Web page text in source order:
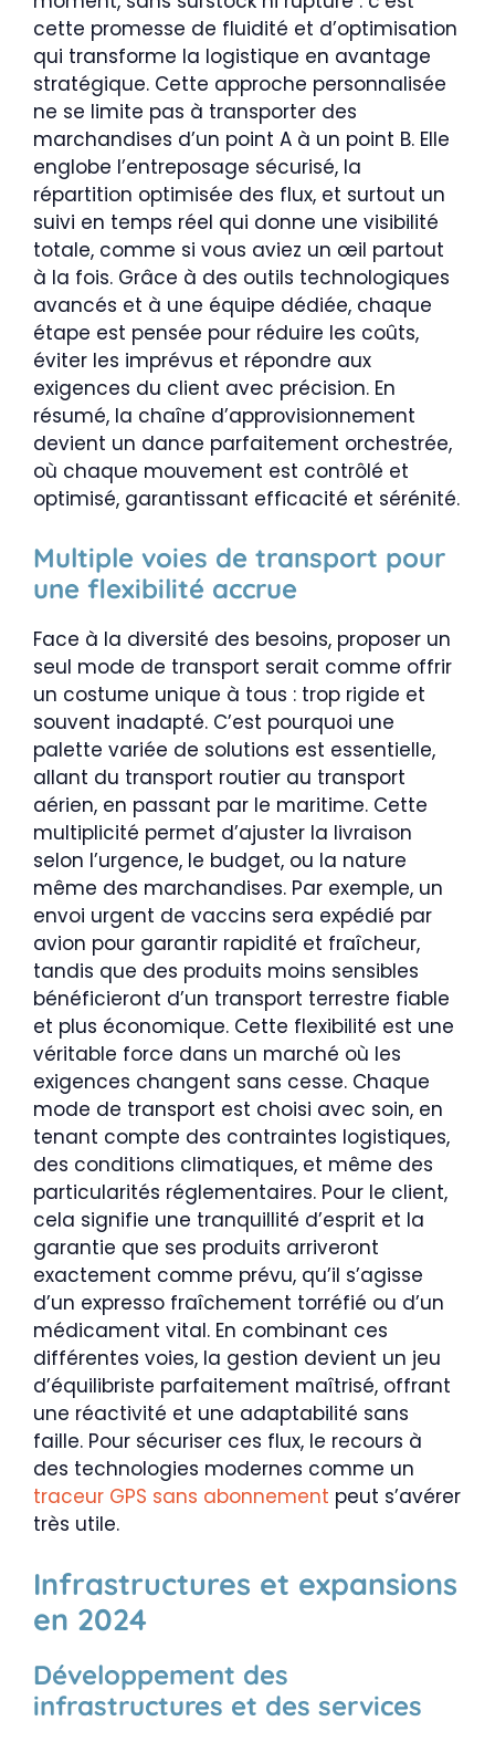
cette promesse de fluidité et d’optimisation
qui transforme la logistique en avantage
stratégique. Cette approche personnalisée
ne se limite pas à transporter des
marchandises d’un point A à un point B. Elle
englobe l’entreposage sécurisé, la
répartition optimisée des flux, et surtout un
suivi en temps réel qui donne une visibilité
totale, comme si vous aviez un œil partout
à la fois. Grâce à des outils technologiques
avancés et à une équipe dédiée, chaque
étape est pensée pour réduire les coûts,
éviter les imprévus et répondre aux
exigences du client avec précision. En
résumé, la chaîne d’approvisionnement
devient un dance parfaitement orchestrée,
où chaque mouvement est contrôlé et
optimisé, garantissant efficacité et sérénité.
Multiple voies de transport pour
une flexibilité accrue
Face à la diversité des besoins, proposer un
seul mode de transport serait comme offrir
un costume unique à tous : trop rigide et
souvent inadapté. C’est pourquoi une
palette variée de solutions est essentielle,
allant du transport routier au transport
aérien, en passant par le maritime. Cette
multiplicité permet d’ajuster la livraison
selon l’urgence, le budget, ou la nature
même des marchandises. Par exemple, un
envoi urgent de vaccins sera expédié par
avion pour garantir rapidité et fraîcheur,
tandis que des produits moins sensibles
bénéficieront d’un transport terrestre fiable
et plus économique. Cette flexibilité est une
véritable force dans un marché où les
exigences changent sans cesse. Chaque
mode de transport est choisi avec soin, en
tenant compte des contraintes logistiques,
des conditions climatiques, et même des
particularités réglementaires. Pour le client,
cela signifie une tranquillité d’esprit et la
garantie que ses produits arriveront
exactement comme prévu, qu’il s’agisse
d’un expresso fraîchement torréfié ou d’un
médicament vital. En combinant ces
différentes voies, la gestion devient un jeu
d’équilibriste parfaitement maîtrisé, offrant
une réactivité et une adaptabilité sans
faille. Pour sécuriser ces flux, le recours à
des technologies modernes comme un
traceur GPS sans abonnement peut s’avérer
très utile.
Infrastructures et expansions
en 2024
Développement des
infrastructures et des services